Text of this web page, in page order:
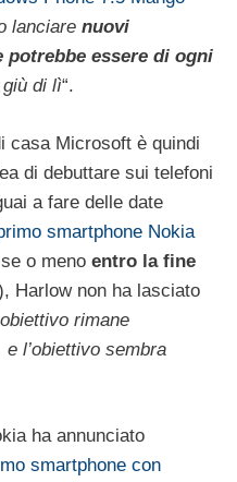
lanciare nuovi
essere di ogni
di lì“.
casa Microsoft è quindi
di debuttare sui telefoni
a fare delle date
smartphone Nokia
o meno entro la fine
Harlow non ha lasciato
rimane
l’obiettivo sembra
ha annunciato
smartphone con